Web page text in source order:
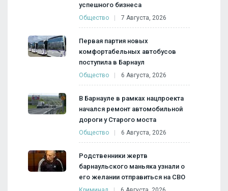
успешного бизнеса
Общество 7 Августа, 2026
Первая партия новых
комфортабельных автобусов
поступила в Барнаул
Общество 6 Августа, 2026
В Барнауле в рамках нацпроекта
начался ремонт автомобильной
дороги у Старого моста
Общество 6 Августа, 2026
Родственники жертв
барнаульского маньяка узнали о
его желании отправиться на СВО